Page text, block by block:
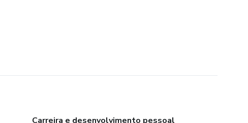
Carreira e desenvolvimento pessoal